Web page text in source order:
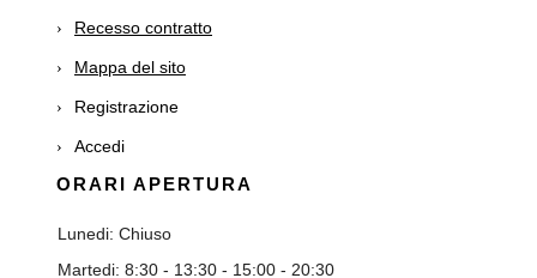
Recesso contratto
Mappa del sito
Registrazione
Accedi
ORARI APERTURA
Lunedi: Chiuso
Martedi: 8:30 - 13:30 - 15:00 - 20:30